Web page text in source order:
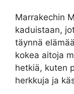
Marrakechin
kaduistaan,
täynnä
kokea aitoja
hetkiä, kuten
herkkuja ja